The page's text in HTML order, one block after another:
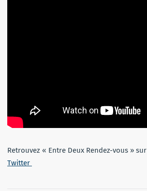
Retrouvez « Entre Deux Rendez-vous » sur
Twitter